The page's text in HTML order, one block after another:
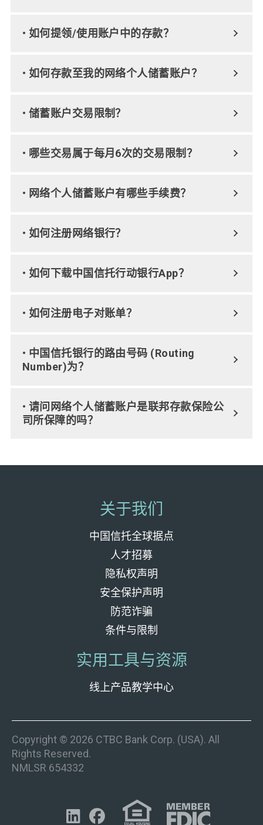
• 如何提领/使用账户中的存款？
• 如何存款至我的网络个人储蓄账户？
• 储蓄账户交易限制？
• 哪些交易属于每月6次的交易限制？
• 网络个人储蓄账户有哪些手续费？
• 如何注册网络银行？
• 如何下载中国信托行动银行App？
• 如何注册电子对账单？
• 中国信托银行的路由号码 (Routing
Number)为？
• 请问网络个人储蓄账户是联邦存款保险公
司所保障的吗？
关于我们
中国信托全球据点
人才招募
隐私权声明
安全保护声明
防范诈骗
条件与限制
实用工具与资源
线上产品教学中心
Copyright © 2026 CTBC Bank Corp. (USA). All
Rights Reserved.
NMLSR 654332
 